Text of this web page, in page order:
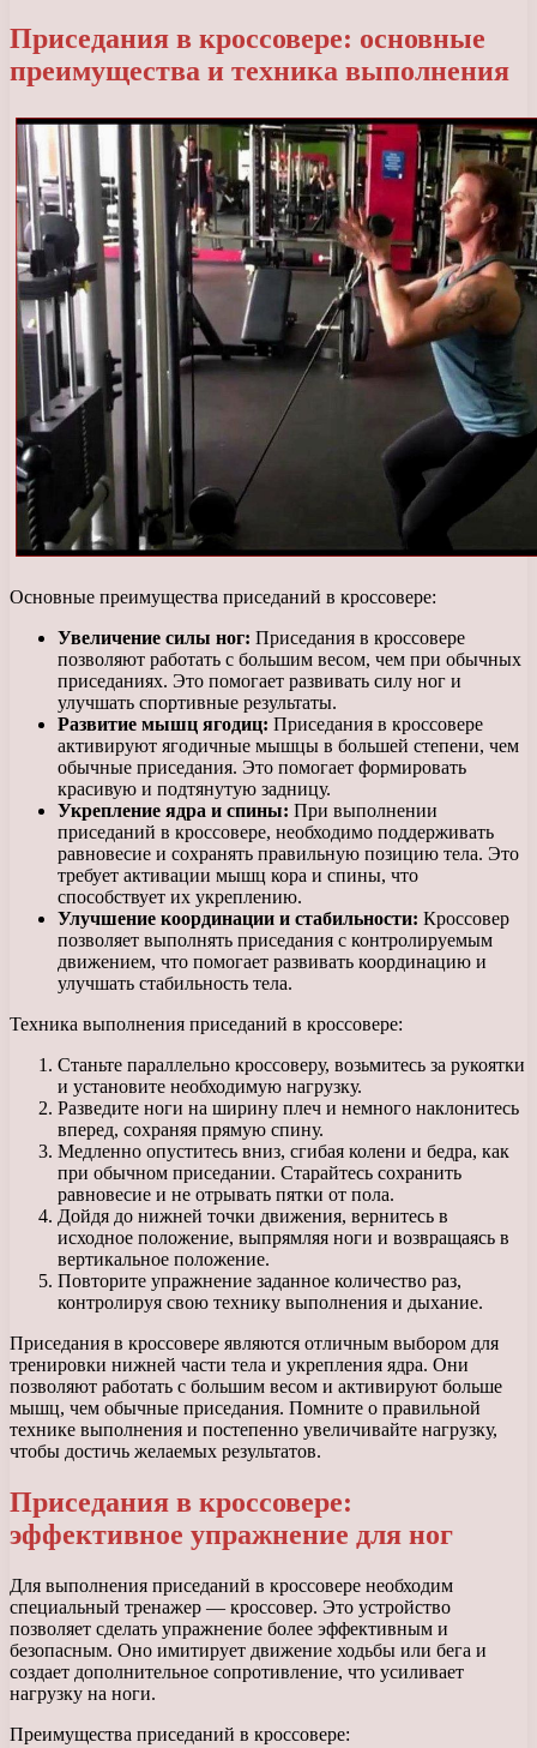
Приседания в кроссовере: основные
преимущества и техника выполнения
Основные преимущества приседаний в кроссовере:
Увеличение силы ног: Приседания в кроссовере
позволяют работать с большим весом, чем при обычных
приседаниях. Это помогает развивать силу ног и
улучшать спортивные результаты.
Развитие мышц ягодиц: Приседания в кроссовере
активируют ягодичные мышцы в большей степени, чем
обычные приседания. Это помогает формировать
красивую и подтянутую задницу.
Укрепление ядра и спины: При выполнении
приседаний в кроссовере, необходимо поддерживать
равновесие и сохранять правильную позицию тела. Это
требует активации мышц кора и спины, что
способствует их укреплению.
Улучшение координации и стабильности: Кроссовер
позволяет выполнять приседания с контролируемым
движением, что помогает развивать координацию и
улучшать стабильность тела.
Техника выполнения приседаний в кроссовере:
Станьте параллельно кроссоверу, возьмитесь за рукоятки
и установите необходимую нагрузку.
Разведите ноги на ширину плеч и немного наклонитесь
вперед, сохраняя прямую спину.
Медленно опуститесь вниз, сгибая колени и бедра, как
при обычном приседании. Старайтесь сохранить
равновесие и не отрывать пятки от пола.
Дойдя до нижней точки движения, вернитесь в
исходное положение, выпрямляя ноги и возвращаясь в
вертикальное положение.
Повторите упражнение заданное количество раз,
контролируя свою технику выполнения и дыхание.
Приседания в кроссовере являются отличным выбором для
тренировки нижней части тела и укрепления ядра. Они
позволяют работать с большим весом и активируют больше
мышц, чем обычные приседания. Помните о правильной
технике выполнения и постепенно увеличивайте нагрузку,
чтобы достичь желаемых результатов.
Приседания в кроссовере:
эффективное упражнение для ног
Для выполнения приседаний в кроссовере необходим
специальный тренажер — кроссовер. Это устройство
позволяет сделать упражнение более эффективным и
безопасным. Оно имитирует движение ходьбы или бега и
создает дополнительное сопротивление, что усиливает
нагрузку на ноги.
Преимущества приседаний в кроссовере: